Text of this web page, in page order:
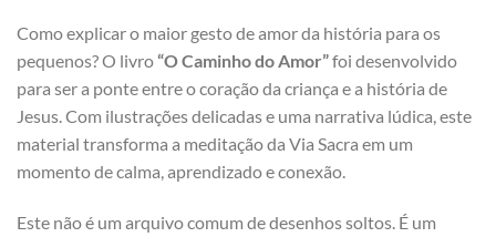
Como explicar o maior gesto de amor da história para os
pequenos? O livro“O Caminho do Amor”foi desenvolvido
para ser a ponte entre o coração da criança e a história de
Jesus. Com ilustrações delicadas e uma narrativa lúdica, este
material transforma a meditação da Via Sacra em um
momento de calma, aprendizado e conexão.
Este não é um arquivo comum de desenhos soltos. É um